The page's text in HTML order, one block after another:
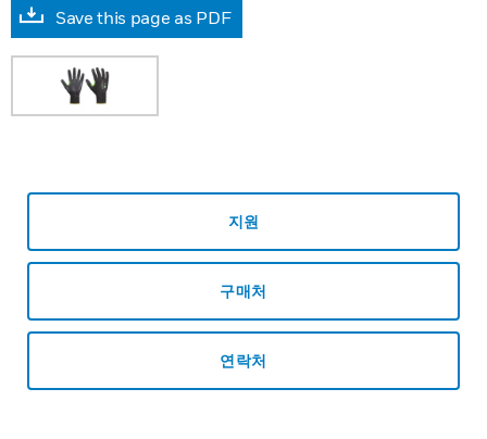
Save this page as PDF
지원
구매처
연락처